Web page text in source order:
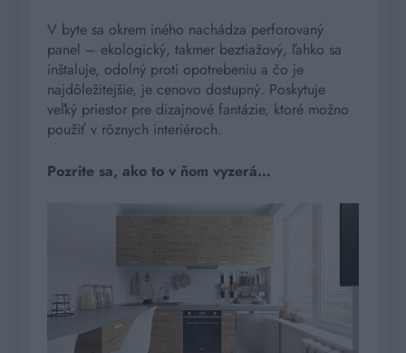
V byte sa okrem iného nachádza perforovaný
panel – ekologický, takmer beztiažový, ľahko sa
inštaluje, odolný proti opotrebeniu a čo je
najdôležitejšie, je cenovo dostupný. Poskytuje
veľký priestor pre dizajnové fantázie, ktoré možno
použiť v rôznych interiéroch.
Pozrite sa, ako to v ňom vyzerá…